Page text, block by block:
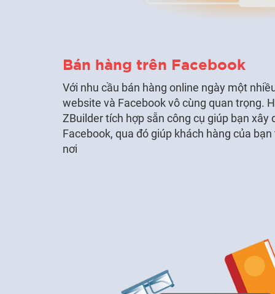
Bán hàng trên Facebook
Với nhu cầu bán hàng online ngày một
website và Facebook vô cùng quan trọng.
ZBuilder tích hợp sẵn công cụ giúp bạn xây
Facebook, qua đó giúp khách hàng của
nơi